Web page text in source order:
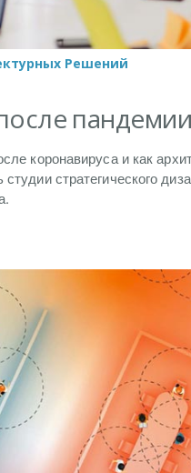
Решений
пандемии
коронавируса и как
стратегического